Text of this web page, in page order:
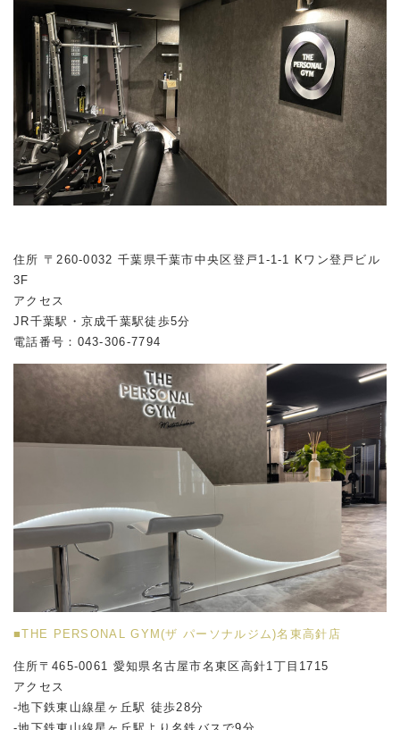
住所 〒260-0032 千葉県千葉市中央区登戸1-1-1 Kワン登戸ビル
3F
アクセス
JR千葉駅・京成千葉駅徒歩5分
電話番号：043-306-7794
■THE PERSONAL GYM(ザ パーソナルジム)名東高針店
住所〒465-0061 愛知県名古屋市名東区高針1丁目1715
アクセス
-地下鉄東山線星ヶ丘駅 徒歩28分